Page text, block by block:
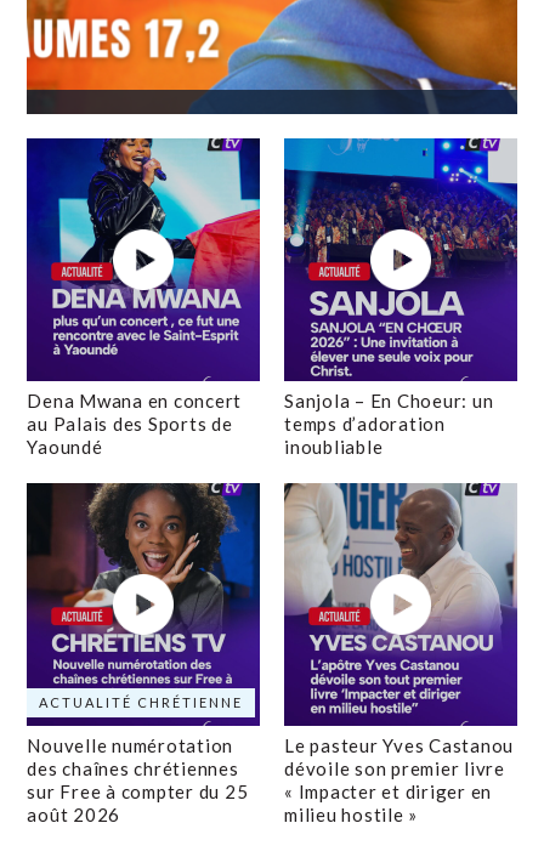
Dena Mwana en concert
au Palais des Sports de
Yaoundé
Sanjola – En Choeur: un
temps d’adoration
inoubliable
ACTUALITÉ CHRÉTIENNE
Nouvelle numérotation
des chaînes chrétiennes
sur Free à compter du 25
août 2026
Le pasteur Yves Castanou
dévoile son premier livre
« Impacter et diriger en
milieu hostile »